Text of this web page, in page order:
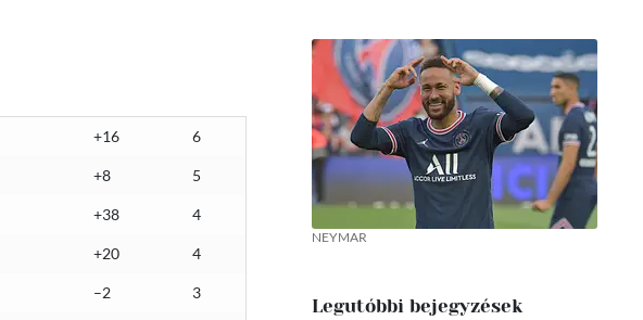
+16 6
+8 5
+38 4
+20 4
–2 3
NEYMAR
Legutóbbi bejegyzések